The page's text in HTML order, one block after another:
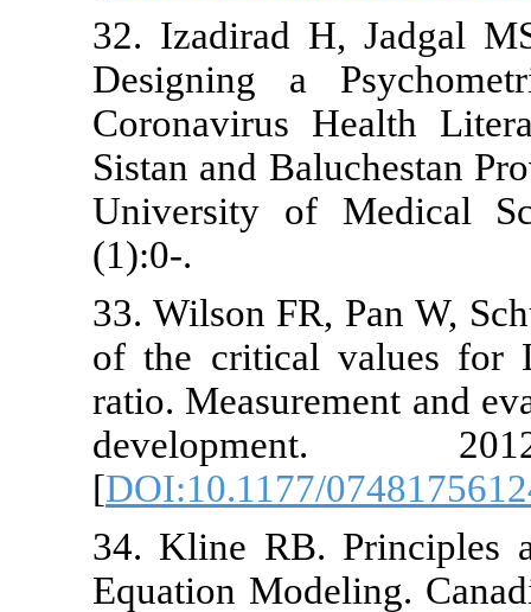
32. Izadirad
Designing
Sistan and
University
33. Wilson
of the
ratio.
[
34. Kline
Equation